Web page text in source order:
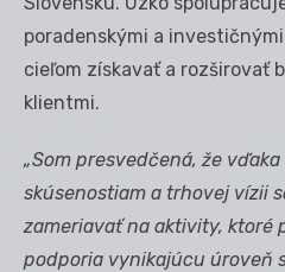
poradenskými a
cieľom získavať a rozširovať
klientmi.
„Som presvedčená, že
skúsenostiam a trhovej vízii
zameriavať na aktivity, ktoré
podporia vynikajúcu úroveň